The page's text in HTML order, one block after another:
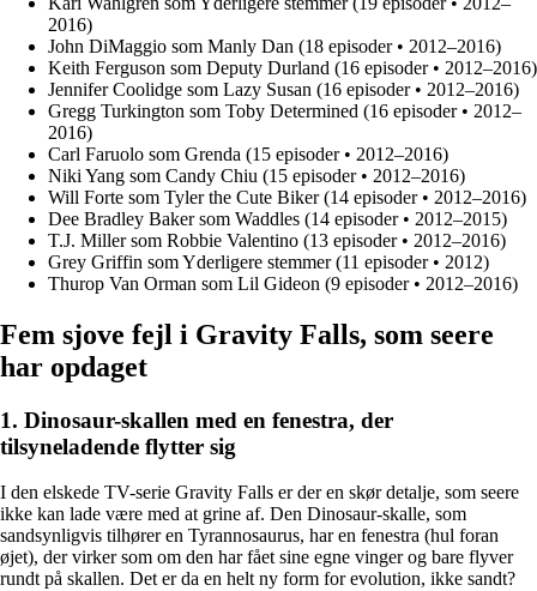
2016)
John DiMaggio som Manly Dan (18 episoder • 2012–2016)
Keith Ferguson som Deputy Durland (16 episoder • 2012–2016)
Jennifer Coolidge som Lazy Susan (16 episoder • 2012–2016)
Gregg Turkington som Toby Determined (16 episoder • 2012–
2016)
Carl Faruolo som Grenda (15 episoder • 2012–2016)
Niki Yang som Candy Chiu (15 episoder • 2012–2016)
Will Forte som Tyler the Cute Biker (14 episoder • 2012–2016)
Dee Bradley Baker som Waddles (14 episoder • 2012–2015)
T.J. Miller som Robbie Valentino (13 episoder • 2012–2016)
Grey Griffin som Yderligere stemmer (11 episoder • 2012)
Thurop Van Orman som Lil Gideon (9 episoder • 2012–2016)
Fem sjove fejl i Gravity Falls, som seere
har opdaget
1. Dinosaur-skallen med en fenestra, der
tilsyneladende flytter sig
I den elskede TV-serie Gravity Falls er der en skør detalje, som seere
ikke kan lade være med at grine af. Den Dinosaur-skalle, som
sandsynligvis tilhører en Tyrannosaurus, har en fenestra (hul foran
øjet), der virker som om den har fået sine egne vinger og bare flyver
rundt på skallen. Det er da en helt ny form for evolution, ikke sandt?